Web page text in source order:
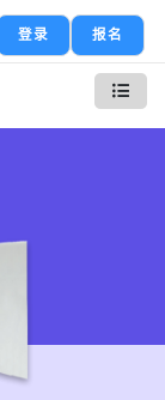
登录 报名